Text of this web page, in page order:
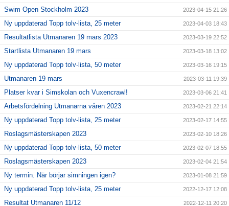
Swim Open Stockholm 2023 2023-04-15 21:26
Ny uppdaterad Topp tolv-lista, 25 meter 2023-04-03 18:43
Resultatlista Utmanaren 19 mars 2023 2023-03-19 22:52
Startlista Utmanaren 19 mars 2023-03-18 13:02
Ny uppdaterad Topp tolv-lista, 50 meter 2023-03-16 19:15
Utmanaren 19 mars 2023-03-11 19:39
Platser kvar i Simskolan och Vuxencrawl! 2023-03-06 21:41
Arbetsfördelning Utmanarna våren 2023 2023-02-21 22:14
Ny uppdaterad Topp tolv-lista, 25 meter 2023-02-17 14:55
Roslagsmästerskapen 2023 2023-02-10 18:26
Ny uppdaterad Topp tolv-lista, 50 meter 2023-02-07 18:55
Roslagsmästerskapen 2023 2023-02-04 21:54
Ny termin. När börjar simningen igen? 2023-01-08 21:59
Ny uppdaterad Topp tolv-lista, 25 meter 2022-12-17 12:08
Resultat Utmanaren 11/12 2022-12-11 20:20